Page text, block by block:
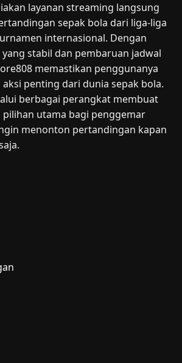
layanan streaming langsung
sepak bola dari liga-liga
internasional. Dengan
stabil dan pembaruan jadwal
memastikan penggunanya
penting dari dunia sepak bola.
berbagai perangkat membuat
pilihan utama bagi penggemar
menonton pertandingan kapan